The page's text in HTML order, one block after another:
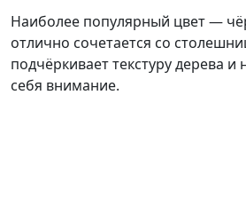
Наиболее популярный цвет —
отлично сочетается со
подчёркивает текстуру дерева и
себя внимание.